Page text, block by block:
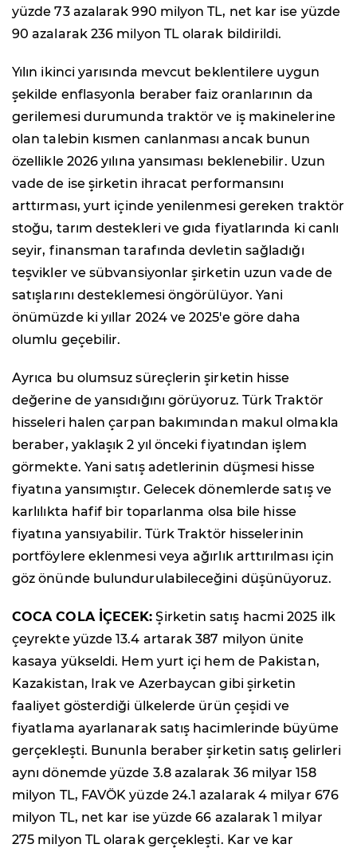
yüzde 73 azalarak 990 milyon TL, net kar ise yüzde
90 azalarak 236 milyon TL olarak bildirildi.
Yılın ikinci yarısında mevcut beklentilere uygun
şekilde enflasyonla beraber faiz oranlarının da
gerilemesi durumunda traktör ve iş makinelerine
olan talebin kısmen canlanması ancak bunun
özellikle 2026 yılına yansıması beklenebilir. Uzun
vade de ise şirketin ihracat performansını
arttırması, yurt içinde yenilenmesi gereken traktör
stoğu, tarım destekleri ve gıda fiyatlarında ki canlı
seyir, finansman tarafında devletin sağladığı
teşvikler ve sübvansiyonlar şirketin uzun vade de
satışlarını desteklemesi öngörülüyor. Yani
önümüzde ki yıllar 2024 ve 2025'e göre daha
olumlu geçebilir.
Ayrıca bu olumsuz süreçlerin şirketin hisse
değerine de yansıdığını görüyoruz. Türk Traktör
hisseleri halen çarpan bakımından makul olmakla
beraber, yaklaşık 2 yıl önceki fiyatından işlem
görmekte. Yani satış adetlerinin düşmesi hisse
fiyatına yansımıştır. Gelecek dönemlerde satış ve
karlılıkta hafif bir toparlanma olsa bile hisse
fiyatına yansıyabilir. Türk Traktör hisselerinin
portföylere eklenmesi veya ağırlık arttırılması için
göz önünde bulundurulabileceğini düşünüyoruz.
COCA COLA İÇECEK: Şirketin satış hacmi 2025 ilk
çeyrekte yüzde 13.4 artarak 387 milyon ünite
kasaya yükseldi. Hem yurt içi hem de Pakistan,
Kazakistan, Irak ve Azerbaycan gibi şirketin
faaliyet gösterdiği ülkelerde ürün çeşidi ve
fiyatlama ayarlanarak satış hacimlerinde büyüme
gerçekleşti. Bununla beraber şirketin satış gelirleri
aynı dönemde yüzde 3.8 azalarak 36 milyar 158
milyon TL, FAVÖK yüzde 24.1 azalarak 4 milyar 676
milyon TL, net kar ise yüzde 66 azalarak 1 milyar
275 milyon TL olarak gerçekleşti. Kar ve kar